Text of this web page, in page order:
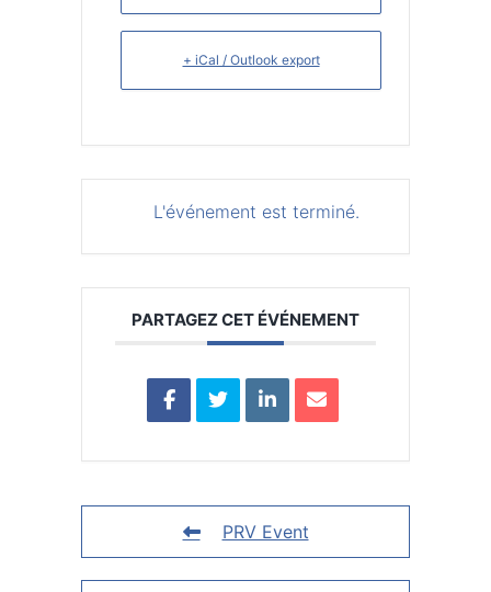
+ iCal / Outlook export
L'événement est terminé.
PARTAGEZ CET ÉVÉNEMENT
PRV Event